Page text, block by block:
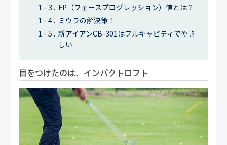
FP（フェースプログレッション）値とは？
ミウラの解決策！
新アイアンCB-301はフルキャビティでやさ
しい
目をつけたのは、インパクトロフト